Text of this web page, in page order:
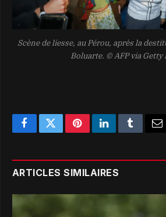
Scène de liesse, au Pérou, après la
Boluarte. © AFP via Getty
FacebookTwitterPinterestLinkedInTumblr
ARTICLES SIMILAIRES